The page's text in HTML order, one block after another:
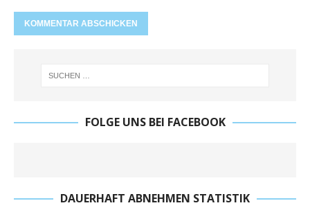
FOLGE UNS BEI FACEBOOK
DAUERHAFT ABNEHMEN STATISTIK